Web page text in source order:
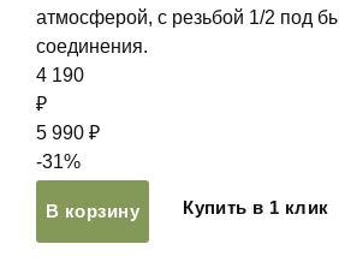
атмосферой, с резьбой 1/2 под
соединения.
4 190
₽
5 990 ₽
-31%
В корзину Купить в 1 клик